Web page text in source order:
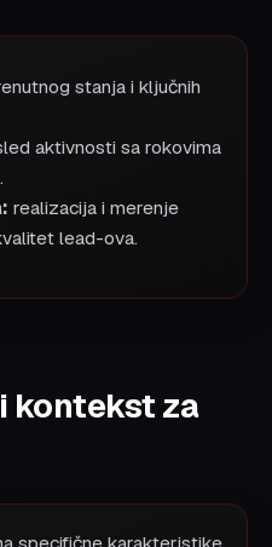
stanja i ključnih
aktivnosti sa rokovima
realizacija i merenje
lead-ova.
kontekst za